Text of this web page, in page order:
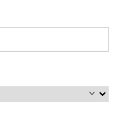
o Consolato) del
necessari per